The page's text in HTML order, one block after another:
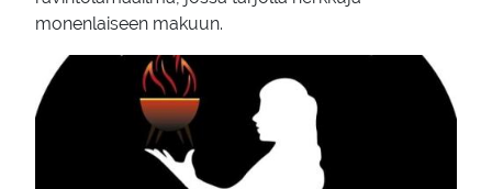
monenlaiseen makuun.